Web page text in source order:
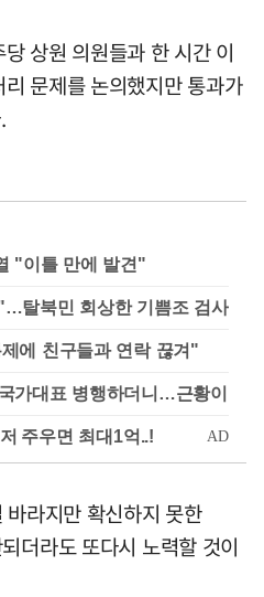
상원 의원들과 한 시간 이
문제를 논의했지만 통과가
"이틀 만에 발견"
탈북민 회상한 기쁨조 검사
에 친구들과 연락 끊겨"
가대표 병행하더니…근황이
라지만 확신하지 못한
더라도 또다시 노력할 것이